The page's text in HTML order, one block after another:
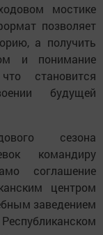
мостике
позволяет
а получить
и понимание
становится
будущей
сезона
командиру
соглашение
центром
заведением